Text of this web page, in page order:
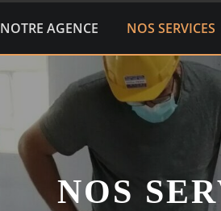
NOTRE AGENCE NOS SERVICES
NOS